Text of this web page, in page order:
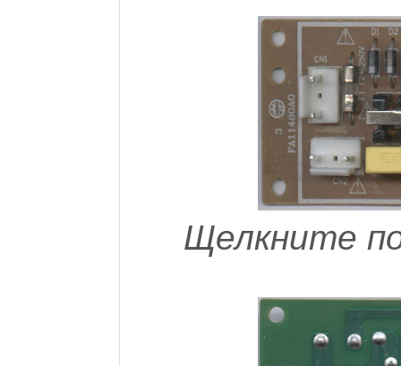
Щелкните